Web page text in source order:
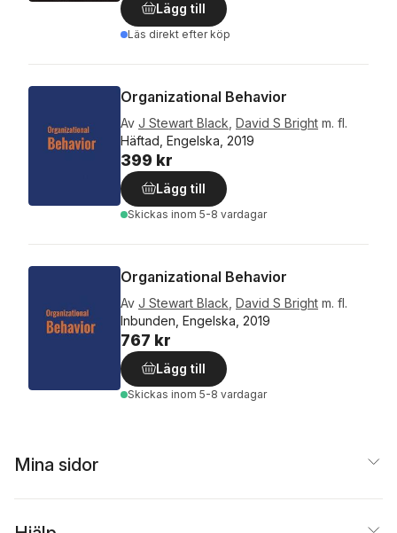
Lägg till
Läs direkt efter köp
Organizational Behavior
Av J Stewart Black David S Bright m. fl.
Häftad, Engelska, 2019
399 kr
Lägg till
Skickas inom 5-8 vardagar
Organizational Behavior
Av J Stewart Black David S Bright m. fl.
Inbunden, Engelska, 2019
767 kr
Lägg till
Skickas inom 5-8 vardagar
Mina sidor